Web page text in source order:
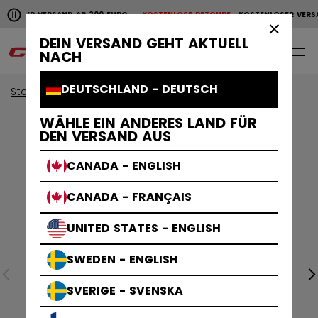
DEIN VERSAND GEHT AKTUELL
NACH
DEUTSCHLAND - DEUTSCH
WÄHLE EIN ANDERES LAND FÜR
DEN VERSAND AUS
CANADA - ENGLISH
CANADA - FRANÇAIS
UNITED STATES - ENGLISH
SWEDEN - ENGLISH
SVERIGE - SVENSKA
Horizontale Bildlaufanimation anhalten.
VERSAND AB 200 EUROKOSTENLOSE RETOURE KOSTENLOSER
KOSTENLOSER VERSAND AB 200 EURO KOSTENLOSE
0
Start Bekleidung